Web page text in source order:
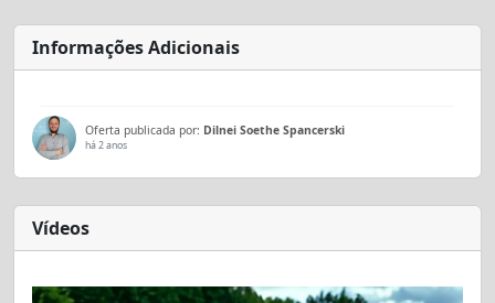
Informações Adicionais
Oferta publicada por: Dilnei Soethe Spancerski
há 2 anos
Vídeos